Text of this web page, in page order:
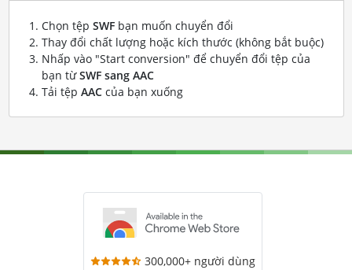
Chọn tệp SWFbạn muốn chuyển đổi
Thay đổi chất lượng hoặc kích thước (không bắt buộc)
Nhấp vào "Start conversion" để chuyển đổi tệp của
bạn từSWF sang AAC
Tải tệp AACcủa bạn xuống
300,000+ người dùng